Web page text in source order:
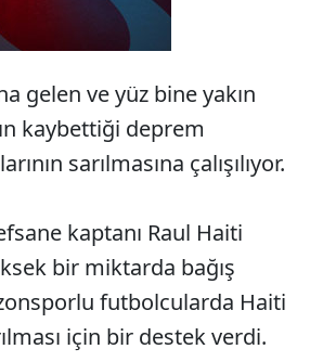
gelen ve yüz bine yakın
kaybettiği deprem
sarılmasına çalışılıyor.
kaptanı Raul Haiti
bir miktarda bağış
futbolcularda Haiti
için bir destek verdi.